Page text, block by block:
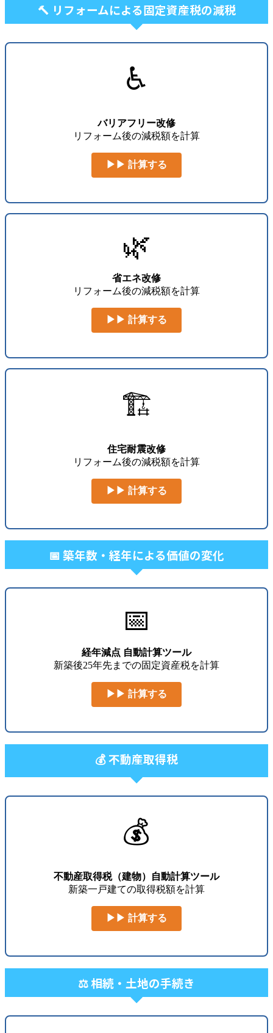
🔨 リフォームによる固定資産税の減税
♿
バリアフリー改修
リフォーム後の減税額を計算
▶▶ 計算する
🌿
省エネ改修
リフォーム後の減税額を計算
▶▶ 計算する
🏗️
住宅耐震改修
リフォーム後の減税額を計算
▶▶ 計算する
📅 築年数・経年による価値の変化
📅
経年減点 自動計算ツール
新築後25年先までの固定資産税を計算
▶▶ 計算する
💰 不動産取得税
💰
不動産取得税（建物）自動計算ツール
新築一戸建ての取得税額を計算
▶▶ 計算する
⚖️ 相続・土地の手続き